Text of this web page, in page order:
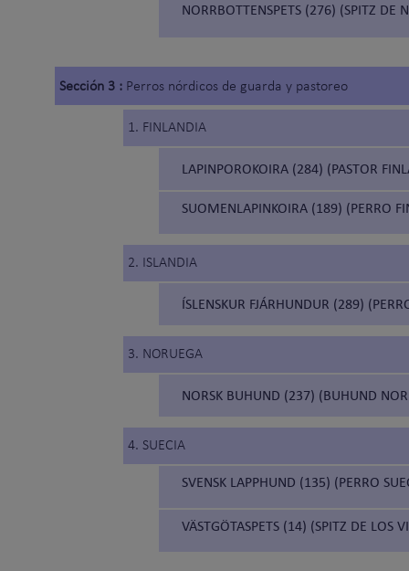
NORRBOTTENSPETS (276) (SPITZ DE
Sección 3 : Perros nórdicos de guarda y pastoreo
1. FINLANDIA
LAPINPOROKOIRA (284) (PASTOR
SUOMENLAPINKOIRA (189) (PERRO
2. ISLANDIA
ÍSLENSKUR FJÁRHUNDUR (289)
3. NORUEGA
NORSK BUHUND (237) (BUHUND
4. SUECIA
SVENSK LAPPHUND (135) (PERRO
VÄSTGÖTASPETS (14) (SPITZ DE LOS